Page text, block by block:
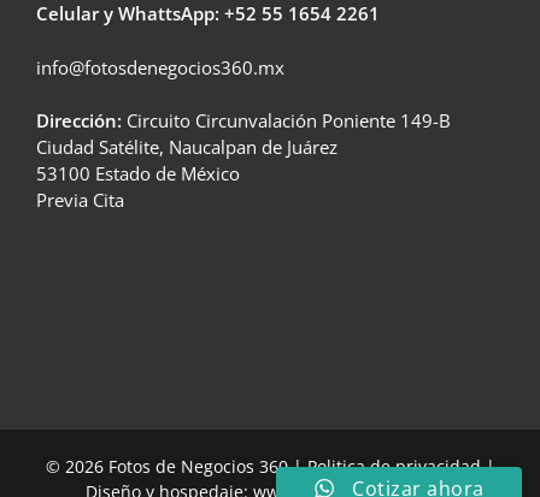
Celular y WhattsApp: +52 55 1654 2261
info@fotosdenegocios360.mx
Dirección: Circuito Circunvalación Poniente 149-B
Ciudad Satélite, Naucalpan de Juárez
53100 Estado de México
Previa Cita
© 2026 Fotos de Negocios 360 |Politica de privacidad|
Diseño y hospedaje: www.carreraenlinea.com
Cotizar ahora